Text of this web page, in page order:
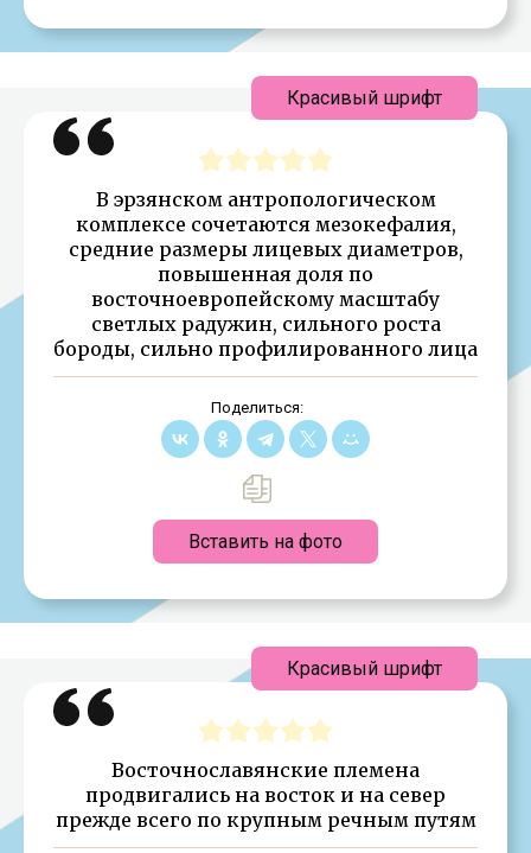
В эрзянском антропологическом
комплексе сочетаются мезокефалия,
средние размеры лицевых диаметров,
повышенная доля по
восточноевропейскому масштабу
светлых радужин, сильного роста
бороды, сильно профилированного лица
Поделиться:
Вставить на фото
Красивый шрифт
Восточнославянские племена
продвигались на восток и на север
прежде всего по крупным речным путям
Красивый шрифт